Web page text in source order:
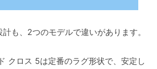
も、2つのモデルで違いがあります。
クロス 5は定番のラグ形状で、安定し